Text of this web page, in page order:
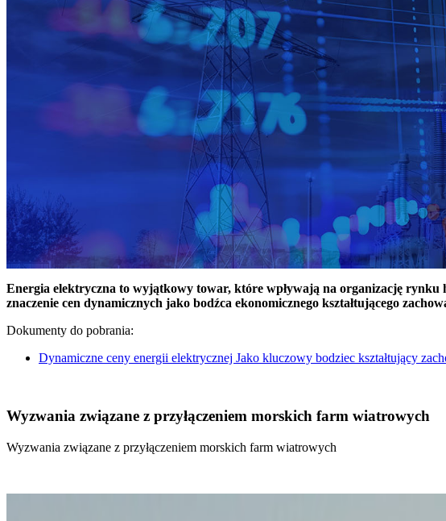
Energia elektryczna to wyjątkowy towar, które wpływają na organizację
znaczenie cen dynamicznych jako bodźca ekonomicznego kształtującego
Dokumenty do pobrania:
Dynamiczne ceny energii elektrycznej Jako kluczowy bodziec kształtujący
Wyzwania związane z przyłączeniem morskich farm wiatrowych
Wyzwania związane z przyłączeniem morskich farm wiatrowych